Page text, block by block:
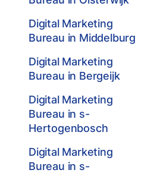
Digital Marketing
Bureau in Middelburg
Digital Marketing
Bureau in Bergeijk
Digital Marketing
Bureau in s-
Hertogenbosch
Digital Marketing
Bureau in s-